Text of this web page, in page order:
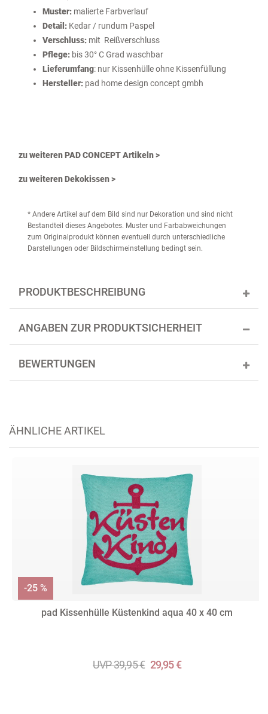
Muster: malierte Farbverlauf
Detail: Kedar / rundum Paspel
Verschluss: mit Reißverschluss
Pflege: bis 30° C Grad waschbar
Lieferumfang: nur Kissenhülle ohne Kissenfüllung
Hersteller: pad home design concept gmbh
zu weiteren PAD CONCEPT Artikeln >
zu weiteren Dekokissen >
* Andere Artikel auf dem Bild sind nur Dekoration und sind nicht
Bestandteil dieses Angebotes. Muster und Farbabweichungen
zum Originalprodukt können eventuell durch unterschiedliche
Darstellungen oder Bildschirmeinstellung bedingt sein.
PRODUKTBESCHREIBUNG
ANGABEN ZUR PRODUKTSICHERHEIT
BEWERTUNGEN
ÄHNLICHE ARTIKEL
pad Kissenhülle Küstenkind aqua 40 x 40 cm
UVP 39,95 € 29,95 €
-25 %